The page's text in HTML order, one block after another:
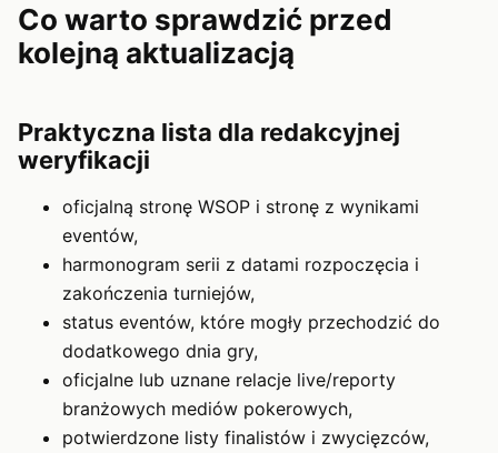
Co warto sprawdzić przed
kolejną aktualizacją
Praktyczna lista dla redakcyjnej
weryfikacji
oficjalną stronę WSOP i stronę z wynikami
eventów,
harmonogram serii z datami rozpoczęcia i
zakończenia turniejów,
status eventów, które mogły przechodzić do
dodatkowego dnia gry,
oficjalne lub uznane relacje live/reporty
branżowych mediów pokerowych,
potwierdzone listy finalistów i zwycięzców,